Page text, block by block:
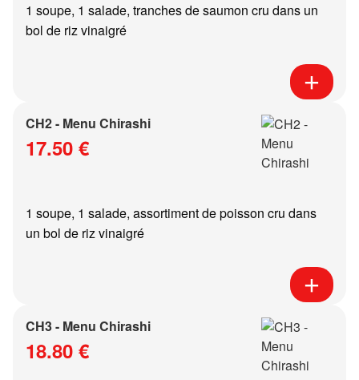
1 soupe, 1 salade, tranches de saumon cru dans un
bol de riz vinaigré
CH2 - Menu Chirashi
17.50 €
1 soupe, 1 salade, assortiment de poisson cru dans
un bol de riz vinaigré
CH3 - Menu Chirashi
18.80 €